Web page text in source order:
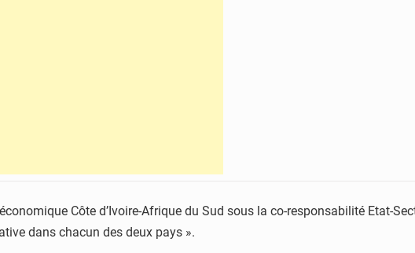
Côte d’Ivoire-Afrique du Sud sous la co-responsabilité Etat-
dans chacun des deux pays ».